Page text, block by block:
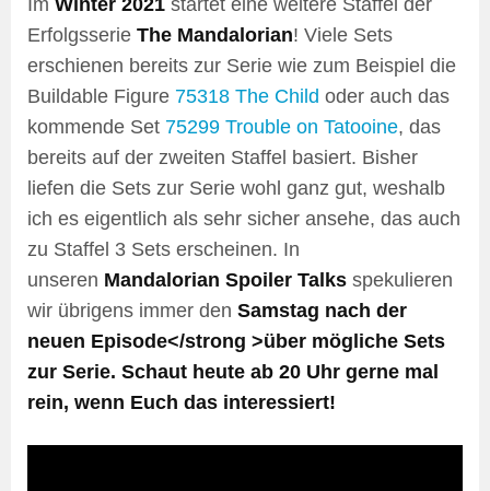
Erfolgsserie The Mandalorian! Viele Sets
erschienen bereits zur Serie wie zum Beispiel die
Buildable Figure 75318 The Child oder auch das
kommende Set 75299 Trouble on Tatooine, das
bereits auf der zweiten Staffel basiert. Bisher
liefen die Sets zur Serie wohl ganz gut, weshalb
ich es eigentlich als sehr sicher ansehe, das auch
zu Staffel 3 Sets erscheinen. In
unseren Mandalorian Spoiler Talks spekulieren
wir übrigens immer den Samstag nach der
neuen Episode</strong >über mögliche Sets
zur Serie. Schaut heute ab 20 Uhr gerne mal
rein, wenn Euch das interessiert!